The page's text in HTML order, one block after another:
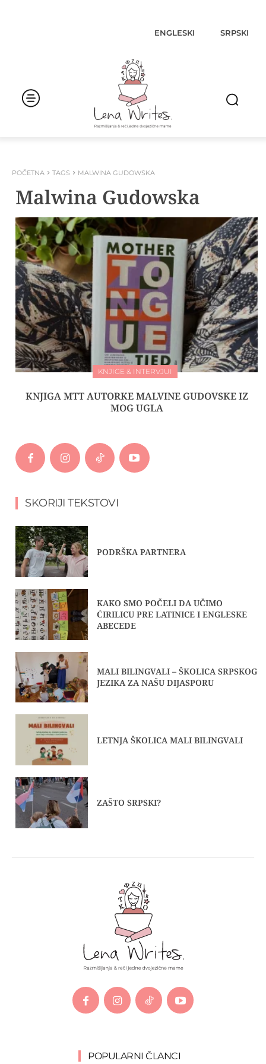
ENGLESKI SRPSKI
POČETNA TAGS MALWINA GUDOWSKA
Malwina Gudowska
KNJIGE & INTERVJUI
KNJIGA MTT AUTORKE MALVINE GUDOVSKE IZ
MOG UGLA
SKORIJI TEKSTOVI
PODRŠKA PARTNERA
KAKO SMO POČELI DA UČIMO
ĆIRILICU PRE LATINICE I ENGLESKE
ABECEDE
MALI BILINGVALI – ŠKOLICA SRPSKOG
JEZIKA ZA NAŠU DIJASPORU
LETNJA ŠKOLICA MALI BILINGVALI
ZAŠTO SRPSKI?
POPULARNI ČLANCI